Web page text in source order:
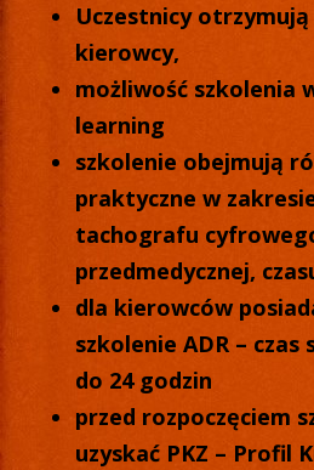
Uczestnicy
kierowcy,
możliwość szkolenia
learning
szkolenie obejmują
praktyczne w
tachografu
przedmedycznej,
dla kierowców
szkolenie ADR –
do 24 godzin
przed rozpoczęciem
uzyskać PKZ – Profil